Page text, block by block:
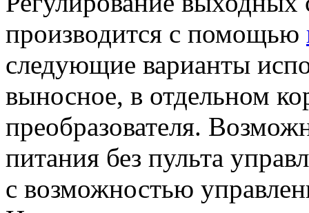
производится с помощью
следующие варианты
выносное, в отдельном
преобразователя.
питания без пульта
с возможностью